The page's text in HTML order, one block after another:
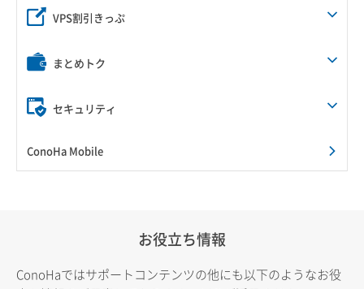
VPS割引きっぷ
まとめトク
セキュリティ
ConoHa Mobile
お役立ち情報
ConoHaではサポートコンテンツの他にも以下のようなお役